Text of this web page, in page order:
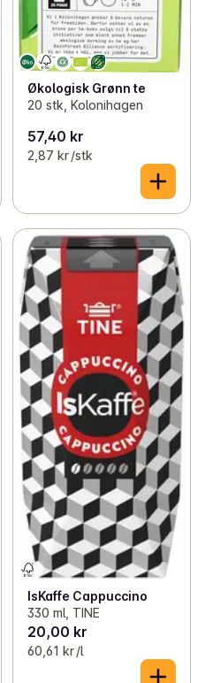
Økologisk Grønn te
20 stk, Kolonihagen
57,40 kr
2,87 kr /stk
IsKaffe Cappuccino
330 ml, TINE
20,00 kr
60,61 kr /l